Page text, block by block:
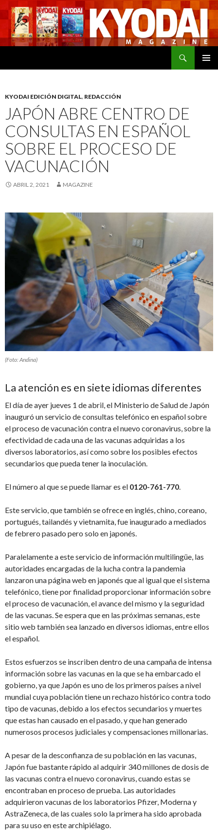
KYODAI EDICIÓN DIGITAL, REDACCIÓN
JAPÓN ABRE CENTRO DE
CONSULTAS EN ESPAÑOL
SOBRE EL PROCESO DE
VACUNACIÓN
ABRIL 2, 2021 MAGAZINE
(Foto: Andina)
La atención es en siete idiomas diferentes
El día de ayer jueves 1 de abril, el Ministerio de Salud de Japón
inauguró un servicio de consultas telefónico en español sobre
el proceso de vacunación contra el nuevo coronavirus, sobre la
efectividad de cada una de las vacunas adquiridas a los
diversos laboratorios, así como sobre los posibles efectos
secundarios que pueda tener la inoculación.
El número al que se puede llamar es el 0120-761-770.
Este servicio, que también se ofrece en inglés, chino, coreano,
portugués, tailandés y vietnamita, fue inaugurado a mediados
de febrero pasado pero solo en japonés.
Paralelamente a este servicio de información multilingüe, las
autoridades encargadas de la lucha contra la pandemia
lanzaron una página web en japonés que al igual que el sistema
telefónico, tiene por finalidad proporcionar información sobre
el proceso de vacunación, el avance del mismo y la seguridad
de las vacunas. Se espera que en las próximas semanas, este
sitio web también sea lanzado en diversos idiomas, entre ellos
el español.
Estos esfuerzos se inscriben dentro de una campaña de intensa
información sobre las vacunas en la que se ha embarcado el
gobierno, ya que Japón es uno de los primeros países a nivel
mundial cuya población tiene un rechazo histórico contra todo
tipo de vacunas, debido a los efectos secundarios y muertes
que estas han causado en el pasado, y que han generado
numerosos procesos judiciales y compensaciones millonarias.
A pesar de la desconfianza de su población en las vacunas,
Japón fue bastante rápido al adquirir 340 millones de dosis de
las vacunas contra el nuevo coronavirus, cuando estas se
encontraban en proceso de prueba. Las autoridades
adquirieron vacunas de los laboratorios Pfizer, Moderna y
AstraZeneca, de las cuales solo la primera ha sido aprobada
para su uso en este archipiélago.